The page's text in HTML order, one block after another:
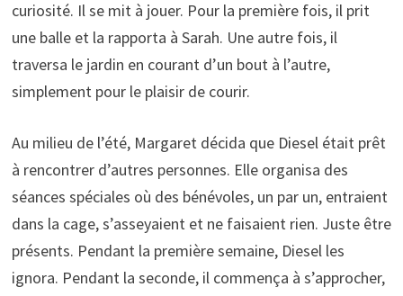
curiosité. Il se mit à jouer. Pour la première fois, il prit
une balle et la rapporta à Sarah. Une autre fois, il
traversa le jardin en courant d’un bout à l’autre,
simplement pour le plaisir de courir.
Au milieu de l’été, Margaret décida que Diesel était prêt
à rencontrer d’autres personnes. Elle organisa des
séances spéciales où des bénévoles, un par un, entraient
dans la cage, s’asseyaient et ne faisaient rien. Juste être
présents. Pendant la première semaine, Diesel les
ignora. Pendant la seconde, il commença à s’approcher,